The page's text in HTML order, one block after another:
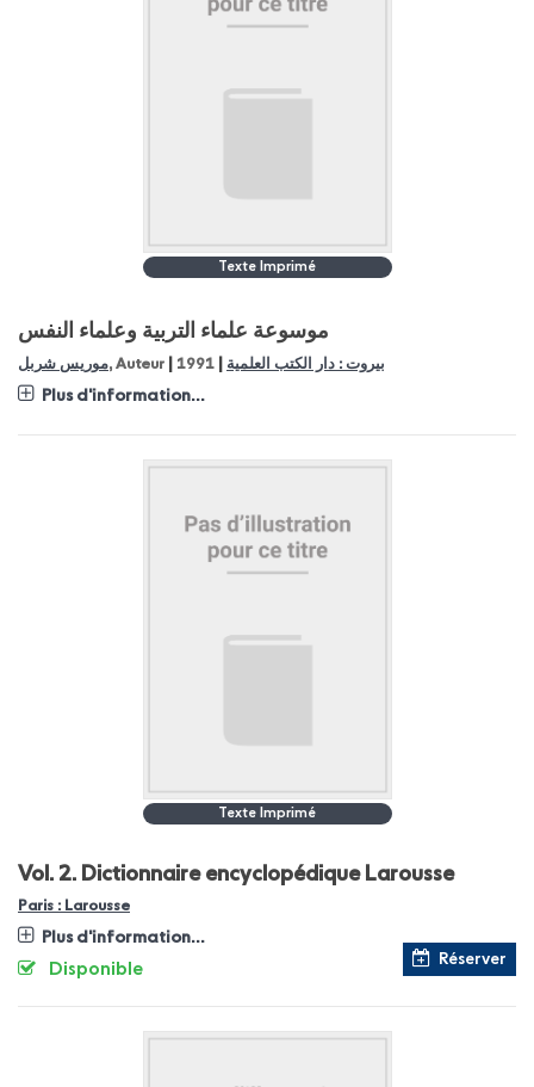
Texte Imprimé
موسوعة علماء التربية وعلماء النفس
موريس شربل, Auteur بيروت : دار الكتب العلمية 1991
Plus d'information...
Texte Imprimé
Vol. 2. Dictionnaire encyclopédique Larousse
Paris : Larousse
Plus d'information...
Réserver
Disponible